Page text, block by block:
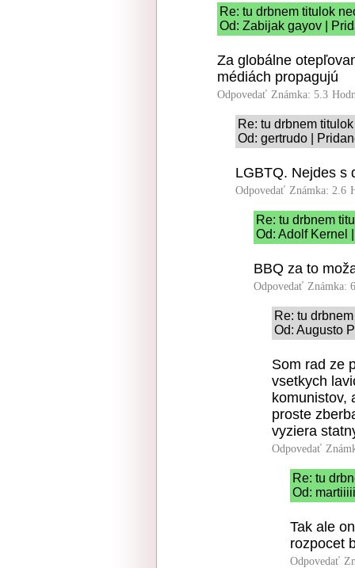
Re: tu drbnem titulok
Od: Zabijak gayov |
Za globálne
médiách propagujú
Odpovedať Známka: 5.3
Re: tu drbnem
Od: gertrudo |
LGBTQ. Nejdes s
Odpovedať Známka: 2.6
Re: tu drbnem
Od: Adolf Kernel
BBQ za to
Odpovedať Známka:
Re: tu
Od: Augusto
Som rad ze
vsetkych
komunistov,
proste
vyziera
Odpovedať
Re: tu
Od:
Tak ale
rozpocet
Odpovedať